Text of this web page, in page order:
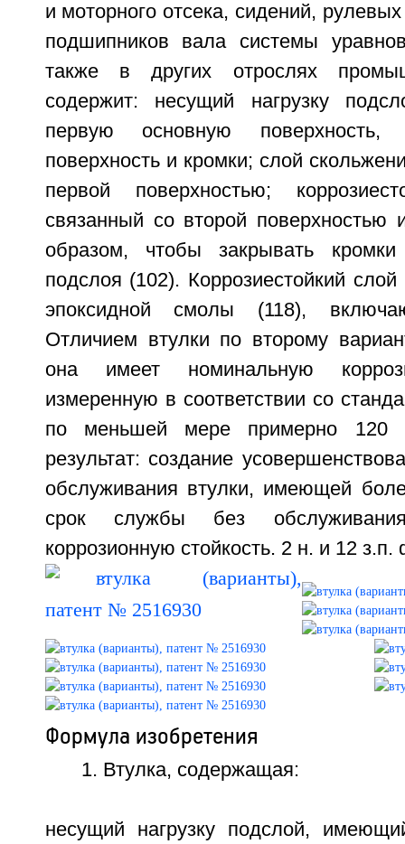
и моторного отсека, сидений,
подшипников вала системы
также в других отрослях
содержит: несущий нагрузку
первую основную поверхность,
поверхность и кромки; слой
первой поверхностью;
связанный со второй поверхностью
образом, чтобы закрывать кромки
подслоя (102). Коррозиестойкий
эпоксидной смолы (118),
Отличием втулки по второму
она имеет номинальную
измеренную в соответствии со
по меньшей мере примерно 120
результат: создание
обслуживания втулки, имеющей
срок службы без
коррозионную стойкость. 2 н. и 12
Формула изобретения
1. Втулка, содержащая:
несущий нагрузку подслой,